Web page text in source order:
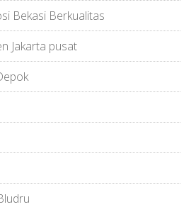
Bekasi Berkualitas
Jakarta pusat